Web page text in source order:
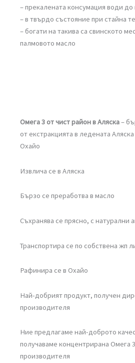
– прекалената консумация води
– в твърдо състояние при стайна
– богати на такива са свинското
палмовото масло
Омега 3 от чист район в Аляска–
от екстракцията в ледената
Охайо
Извлича се в Аляска
Бързо се преработва в масло
Съхранява се прясно, с натурални
Транспортира се по собствена жп
Рафинира се в Охайо
Най-добрият продукт, получен
производителя
Ние предлагаме най-доброто
получаваме концентрирана Омега
производителя